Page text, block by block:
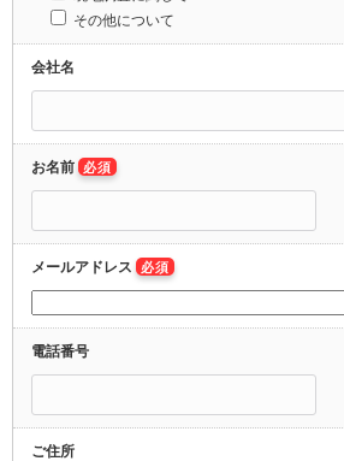
その他について
会社名
お名前 必須
メールアドレス 必須
電話番号
ご住所